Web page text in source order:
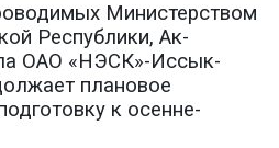
Министерством
Республики, Ак-
ОАО «НЭСК»-Иссык-
плановое
к осенне-